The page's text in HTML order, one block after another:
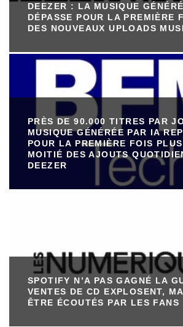
DEEZER : LA MUSIQUE
DÉPASSE POUR LA PREMIÈRE
DES NOUVEAUX UPLOADS
PRÈS DE 90.000 TITRES PAR
MUSIQUE GÉNÉRÉE PAR IA
POUR LA PREMIÈRE FOIS
MOITIÉ DES AJOUTS
DEEZER
SPOTIFY N’A PAS GAGNÉ LA
VENTES DE CD EXPLOSENT,
ÊTRE ÉCOUTÉS PAR LES FANS